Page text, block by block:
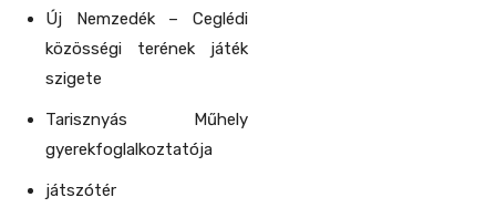
Új Nemzedék – Ceglédi
közösségi terének játék
szigete
Tarisznyás Műhely
gyerekfoglalkoztatója
játszótér